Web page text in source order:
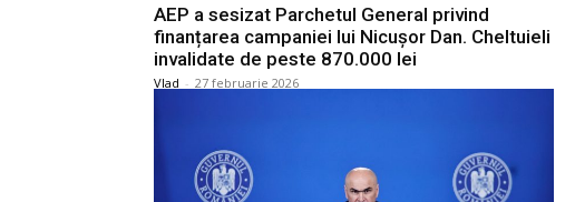
AEP a sesizat Parchetul General privind
finanțarea campaniei lui Nicușor Dan. Cheltuieli
invalidate de peste 870.000 lei
Vlad - 27 februarie 2026